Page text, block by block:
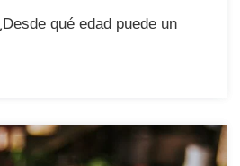
qué edad puede un